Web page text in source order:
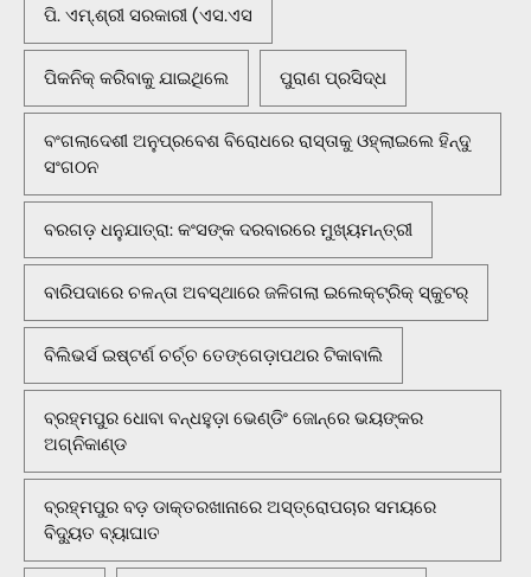
ପି. ଏମ୍.ଶ୍ରୀ ସରକାରୀ (ଏସ.ଏସ
ପିକନିକ୍‌ କରିବାକୁ ଯାଇଥିଲେ ପୁରାଣ ପ୍ରସିଦ୍ଧ
ବଂଗଲାଦେଶୀ ଅନୁପ୍ରବେଶ ବିରୋଧରେ ରାସ୍ତାକୁ ଓହ୍ଲାଇଲେ ହିନ୍ଦୁ
ସଂଗଠନ
ବରଗଡ଼ ଧନୁଯାତ୍ରା: କଂସଙ୍କ ଦରବାରରେ ମୁଖ୍ୟମନ୍ତ୍ରୀ
ବାରିପଦାରେ ଚଳନ୍ତା ଅବସ୍ଥାରେ ଜଳିଗଲା ଇଲେକ୍ଟ୍ରିକ୍ ସ୍କୁଟର୍
ବିଲିଭର୍ସ ଇଷ୍ଟର୍ଣ ଚର୍ଚ୍ଚ ତେଙ୍ଗେଡ଼ାପଥର ଟିକାବାଲି
ବ୍ରହ୍ମପୁର ଧୋବା ବନ୍ଧହୁଡ଼ା ଭେଣ୍ଡିଂ ଜୋନ୍‌ରେ ଭୟଙ୍କର
ଅଗ୍ନିକାଣ୍ଡ
ବ୍ରହ୍ମପୁର ବଡ଼ ଡାକ୍ତରଖାନାରେ ଅସ୍ତ୍ରୋପଚାର ସମୟରେ
ବିଦ୍ୟୁତ ବ୍ୟାଘାତ